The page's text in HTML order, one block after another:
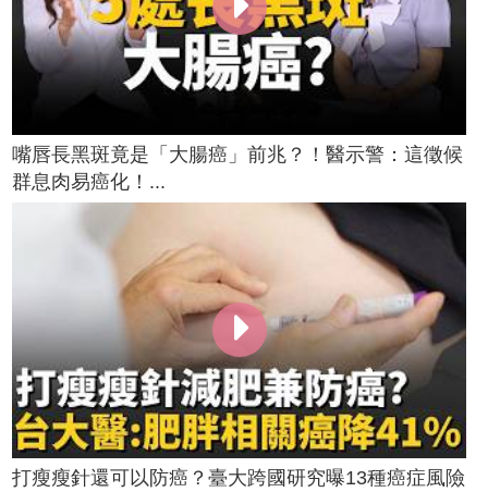
嘴唇長黑斑竟是「大腸癌」前兆？！醫示警：這徵候
群息肉易癌化！...
打瘦瘦針還可以防癌？臺大跨國研究曝13種癌症風險